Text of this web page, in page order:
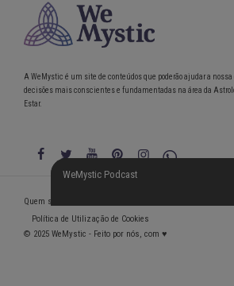
WeMystic Podcast
A WeMystic é um site de conteúdos que poderão ajudar a
decisões mais conscientes e fundamentadas na área da
Estar.
WeMystic Podcast
Quem somos
Política de Utilização de Cookies
© 2025 WeMystic - Feito por nós, com ♥